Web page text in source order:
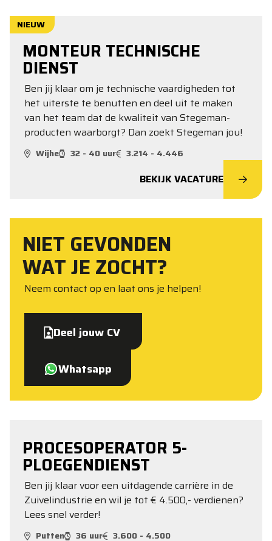
NIEUW
MONTEUR TECHNISCHE
DIENST
Ben jij klaar om je technische vaardigheden tot
het uiterste te benutten en deel uit te maken
van het team dat de kwaliteit van Stegeman-
producten waarborgt? Dan zoekt Stegeman jou!
Wijhe 32 - 40 uur 3.214 - 4.446
BEKIJK VACATURE
NIET GEVONDEN
WAT JE ZOCHT?
Neem contact op en laat ons je helpen!
Deel jouw CV
Whatsapp
PROCESOPERATOR 5-
PLOEGENDIENST
Ben jij klaar voor een uitdagende carrière in de
Zuivelindustrie en wil je tot € 4.500,- verdienen?
Lees snel verder!
Putten 36 uur 3.600 - 4.500